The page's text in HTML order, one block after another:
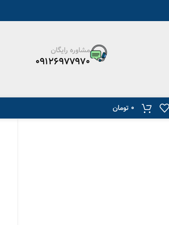
مشاوره رایگان
09126977970
0 تومان